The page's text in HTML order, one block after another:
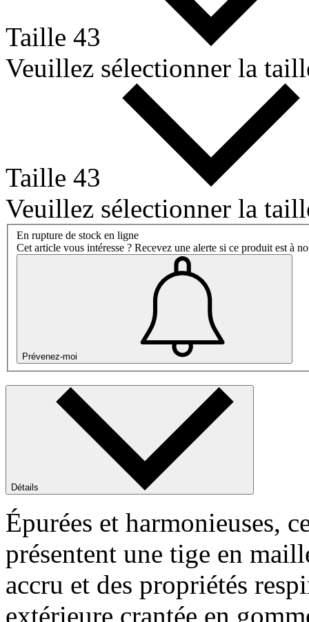
Taille 43
Veuillez sélectionner la
Taille 43
Veuillez sélectionner la
En rupture de stock en ligne
Cet article vous intéresse ? Recevez une alerte si ce produit est à
Prévenez-moi
Détails
Épurées et harmonieuses,
présentent une tige en
accru et des propriétés
extérieure crantée en